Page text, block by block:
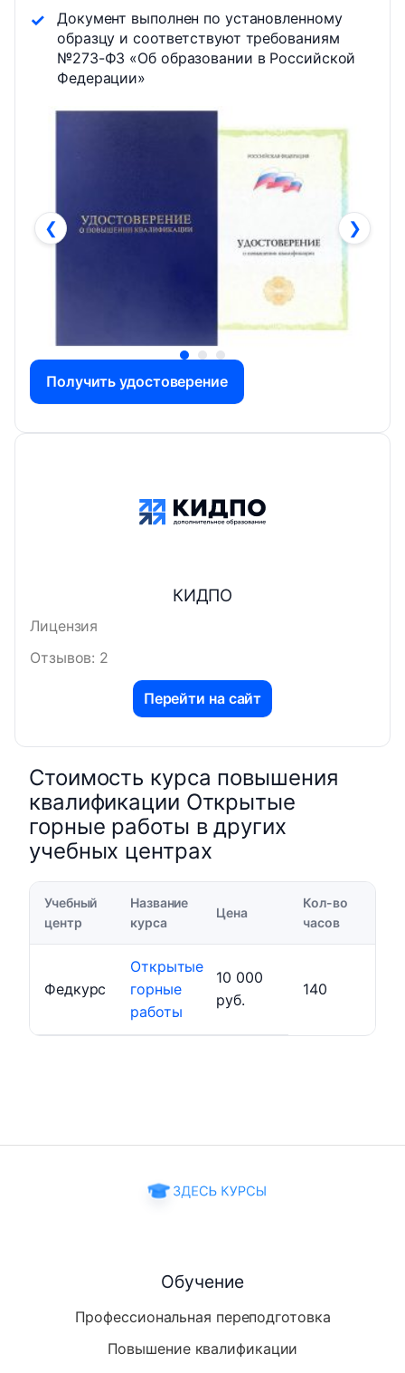
Документ выполнен по установленному
образцу и соответствуют требованиям
№273-ФЗ «Об образовании в Российской
Федерации»
❮ ❯
Получить удостоверение
КИДПО
Лицензия
Отзывов: 2
Перейти на сайт
Стоимость курса повышения
квалификации Открытые
горные работы в других
учебных центрах
Учебный
центр
Название
курса
Цена
Кол-во
часов
Федкурс
Открытые
горные
работы
10 000
руб.
140
Обучение
Профессиональная переподготовка
Повышение квалификации